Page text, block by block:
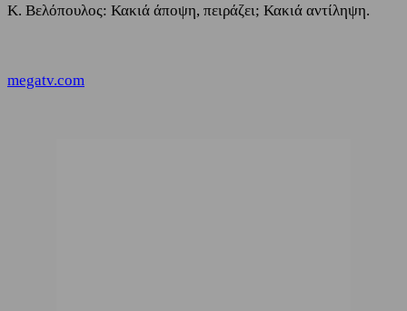
Κ. Βελόπουλος: Κακιά άποψη, πειράζει; Κακιά αντίληψη.
megatv.com